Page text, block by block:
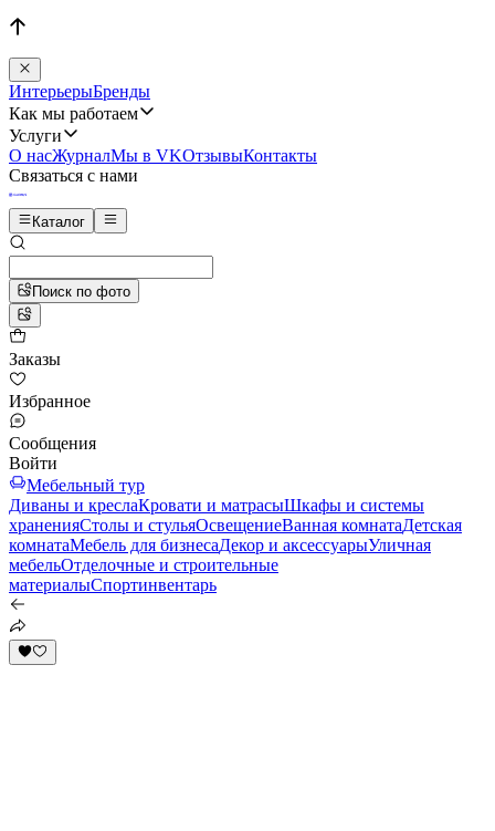
ИнтерьерыБренды
Как мы работаем
Услуги
О насЖурналМы в VKОтзывыКонтакты
Связаться с нами
Каталог
Поиск по фото
Заказы
Избранное
Сообщения
Войти
Мебельный тур
Диваны и креслаКровати и матрасыШкафы и системы
храненияСтолы и стульяОсвещениеВанная комнатаДетская
комнатаМебель для бизнесаДекор и аксессуарыУличная
мебельОтделочные и строительные
материалыСпортинвентарь